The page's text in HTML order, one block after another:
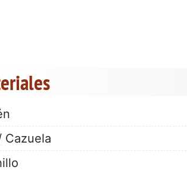
Cazuela